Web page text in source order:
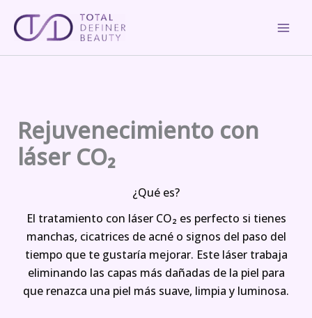
content
Rejuvenecimiento con
láser CO₂
¿Qué es?
El tratamiento con láser CO₂ es perfecto si tienes
manchas, cicatrices de acné o signos del paso del
tiempo que te gustaría mejorar. Este láser trabaja
eliminando las capas más dañadas de la piel para
que renazca una piel más suave, limpia y luminosa.